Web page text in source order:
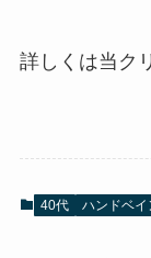
詳しくは当ク
40代 ハンドベイ